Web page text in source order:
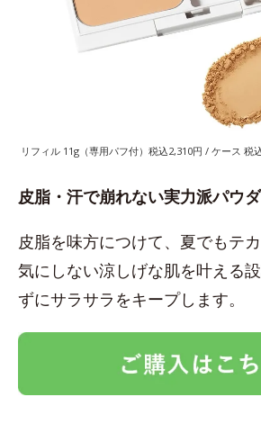
リフィル 11g（専用パフ付）税込2,310円 / ケース 税
皮脂・汗で崩れない実力派パウ
皮脂を味方につけて、夏でもテ
気にしない涼しげな肌を叶える
ずにサラサラをキープします。